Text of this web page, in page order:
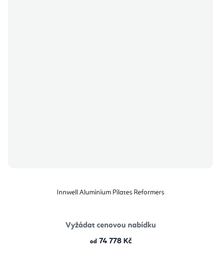
Innwell Aluminium Pilates Reformers
Vyžádat cenovou nabídku
od 74 778 Kč